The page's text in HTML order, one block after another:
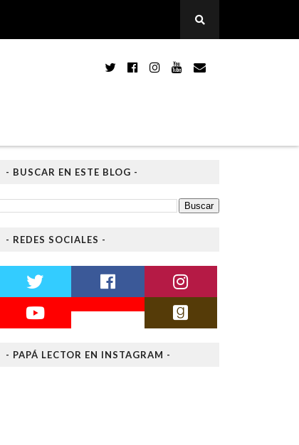
- BUSCAR EN ESTE BLOG -
- REDES SOCIALES -
- PAPÁ LECTOR EN INSTAGRAM -